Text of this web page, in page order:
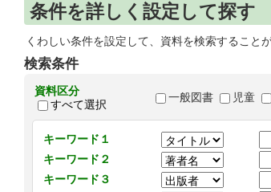
条件を詳しく設定して探す
くわしい条件を設定して、資料を検索することが
検索条件
資料区分
すべて選択
一般図書 児童
キーワード１
キーワード２
キーワード３